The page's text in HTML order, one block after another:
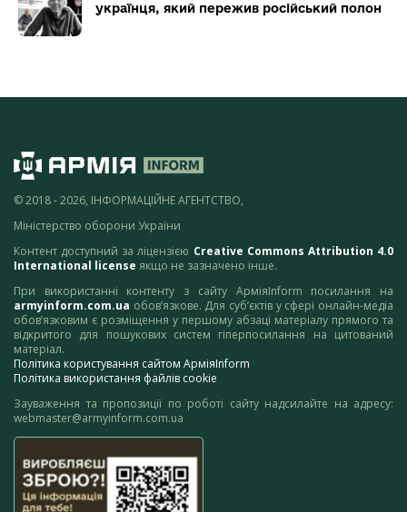
українця, який пережив російський полон
© 2018 - 2026, ІНФОРМАЦІЙНЕ АГЕНТСТВО,
Міністерство оборони України
Контент доступний за ліцензією Creative Commons Attribution 4.0
International license якщо не зазначено інше.
При використанні контенту з сайту АрміяInform посилання на
armyinform.com.ua обов’язкове. Для суб’єктів у сфері онлайн-медіа
обов’язковим є розміщення у першому абзаці матеріалу прямого та
відкритого для пошукових систем гіперпосилання на цитований
матеріал.
Політика користування сайтом АрміяInform
Політика використання файлів cookie
Зауваження та пропозиції по роботі сайту надсилайте на адресу:
webmaster@armyinform.com.ua